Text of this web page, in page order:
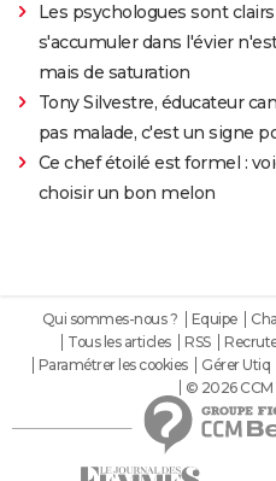
Les psychologues sont
s'accumuler dans l'évier
mais de saturation
Tony Silvestre, éducateur
pas malade, c'est un signe
Ce chef étoilé est formel :
choisir un bon melon
Qui sommes-nous ? Equipe
Tous les articles
RSS
Paramétrer les cookies
Gérer Utiq
© 2026